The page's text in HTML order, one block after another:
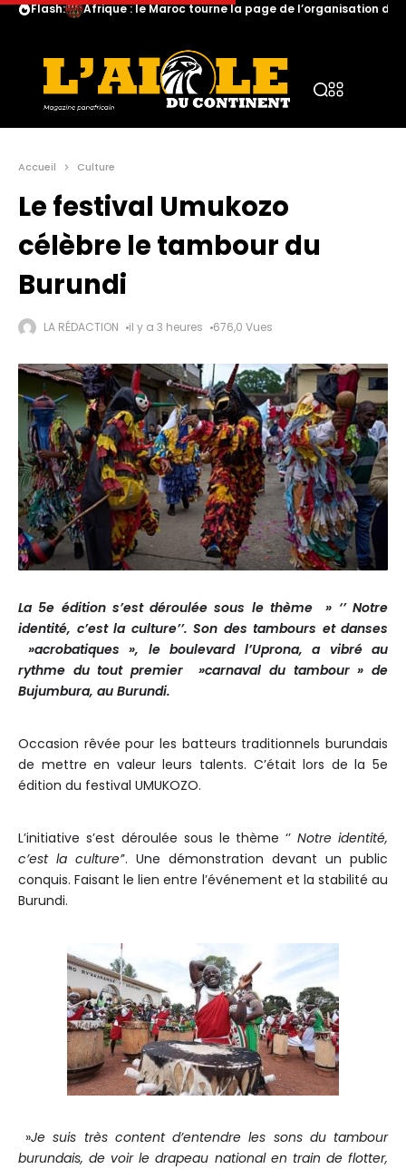
Flash: Afrique : le Maroc tourne la page de l’organisation
Accueil Culture
Le festival Umukozo
célèbre le tambour du
Burundi
LA RÉDACTION il y a 3 heures 676,0 Vues
La 5e édition s’est déroulée sous le thème » ‘’ Notre
identité, c’est la culture’’. Son des tambours et danses
»acrobatiques », le boulevard l’Uprona, a vibré au
rythme du tout premier »carnaval du tambour » de
Bujumbura, au Burundi.
Occasion rêvée pour les batteurs traditionnels burundais
de mettre en valeur leurs talents. C’était lors de la 5e
édition du festival UMUKOZO.
L’initiative s’est déroulée sous le thème ‘’Notre identité,
c’est la culture’’. Une démonstration devant un public
conquis. Faisant le lien entre l’événement et la stabilité au
Burundi.
»Je suis très content d’entendre les sons du tambour
burundais, de voir le drapeau national en train de flotter,